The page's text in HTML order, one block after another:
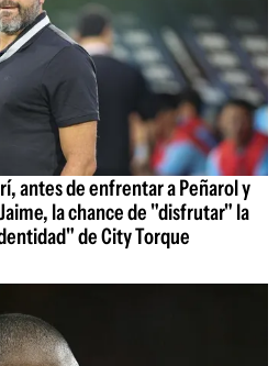
antes de enfrentar a Peñarol y
la chance de "disfrutar" la
de City Torque